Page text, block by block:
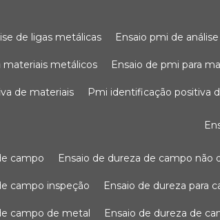
de ligas metálicas ensaio pmi de
materiais metálicos ensaio de pmi para
de materiais pmi identificação positiva
campo ensaio de dureza de campo não
campo inspeção ensaio de dureza para
campo de metal ensaio de dureza de